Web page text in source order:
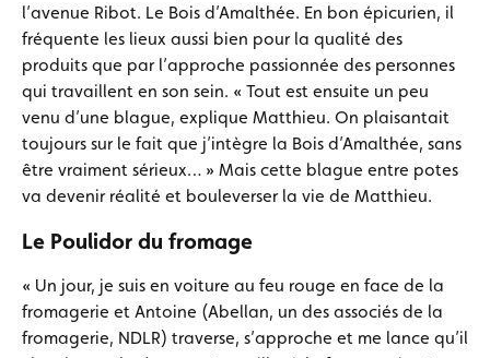
l’avenue Ribot. Le Bois d’Amalthée. En bon épicurien, il
fréquente les lieux aussi bien pour la qualité des
produits que par l’approche passionnée des personnes
qui travaillent en son sein. « Tout est ensuite un peu
venu d’une blague, explique Matthieu. On plaisantait
toujours sur le fait que j’intègre la Bois d’Amalthée, sans
être vraiment sérieux… » Mais cette blague entre potes
va devenir réalité et bouleverser la vie de Matthieu.
Le Poulidor du fromage
« Un jour, je suis en voiture au feu rouge en face de la
fromagerie et Antoine (Abellan, un des associés de la
fromagerie, NDLR) traverse, s’approche et me lance qu’il